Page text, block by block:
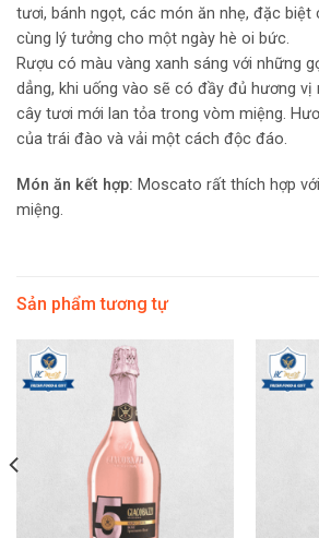
tươi, bánh ngọt, các món ăn nhẹ, đặc biệt
cùng lý tưởng cho một ngày hè oi bức.
Rượu có màu vàng xanh sáng với những
dẳng, khi uống vào sẽ có đầy đủ hương vị
cây tươi mới lan tỏa trong vòm miệng.
của trái đào và vải một cách độc đáo.
Món ăn kết hợp: Moscato rất thích hợp
miệng.
Sản phẩm tương tự